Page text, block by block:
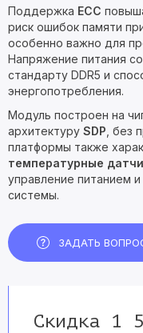
Поддержка ECC
риск ошибок памяти
особенно важно для
Напряжение питания
стандарту DDR5 и
энергопотребления.
Модуль построен на
архитектуру SDP , без
платформы также
температурные
управление питанием
системы.
ЗАДАТЬ
Скидка 1